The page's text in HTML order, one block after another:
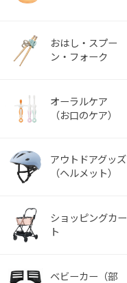
おはし・スプー
ン・フォーク
オーラルケア
（お口のケア）
アウトドアグッズ
（ヘルメット）
ショッピングカー
ト
ベビーカー（部